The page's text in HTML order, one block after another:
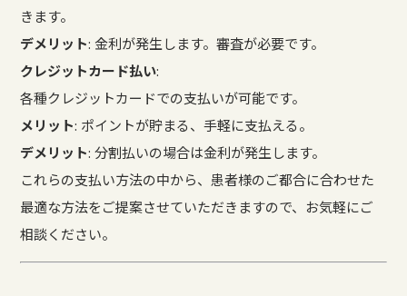
きます。
デメリット: 金利が発生します。審査が必要です。
クレジットカード払い:
各種クレジットカードでの支払いが可能です。
メリット: ポイントが貯まる、手軽に支払える。
デメリット: 分割払いの場合は金利が発生します。
これらの支払い方法の中から、患者様のご都合に合わせた
最適な方法をご提案させていただきますので、お気軽にご
相談ください。